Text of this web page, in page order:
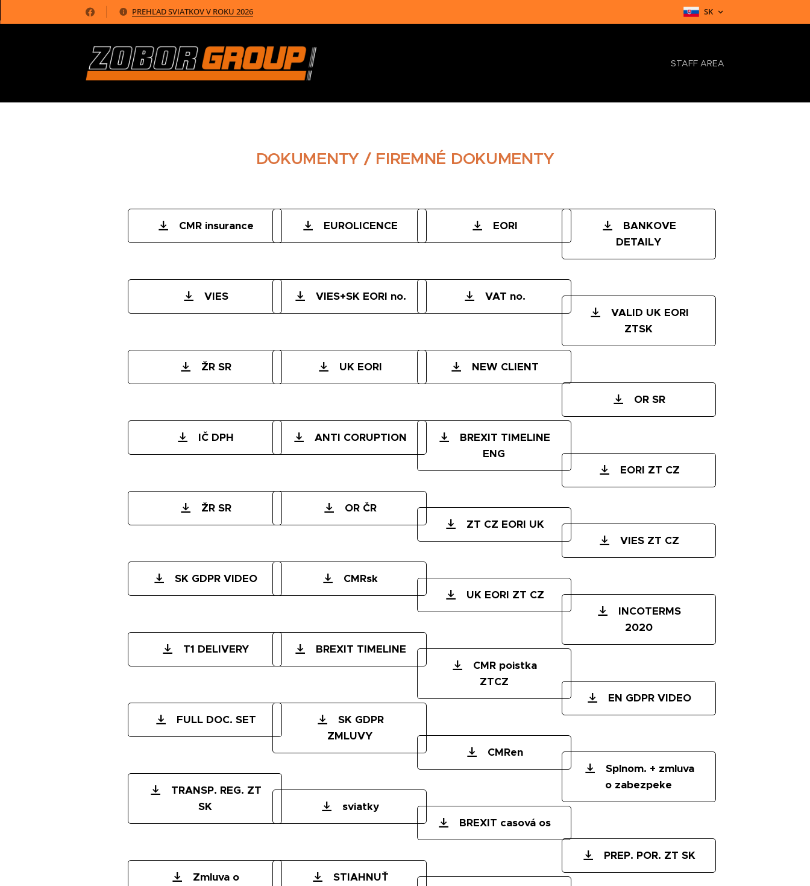
PREHĽAD SVIATKOV V ROKU 2026 SK
STAFF AREA
DOKUMENTY / FIREMNÉ DOKUMENTY
CMR insurance
VIES
ŽR SR
IČ DPH
ŽR SR
SK GDPR VIDEO
T1 DELIVERY
FULL DOC. SET
TRANSP. REG. ZT
SK
Zmluva o
EUROLICENCE
VIES+SK EORI no.
UK EORI
ANTI CORUPTION
OR ČR
CMRsk
BREXIT TIMELINE
SK GDPR
ZMLUVY
sviatky
STIAHNUŤ
EORI
VAT no.
NEW CLIENT
BREXIT TIMELINE
ENG
ZT CZ EORI UK
UK EORI ZT CZ
CMR poistka
ZTCZ
CMRen
BREXIT casová os
BANKOVE
DETAILY
VALID UK EORI
ZTSK
OR SR
EORI ZT CZ
VIES ZT CZ
INCOTERMS
2020
EN GDPR VIDEO
Splnom. + zmluva
o zabezpeke
PREP. POR. ZT SK